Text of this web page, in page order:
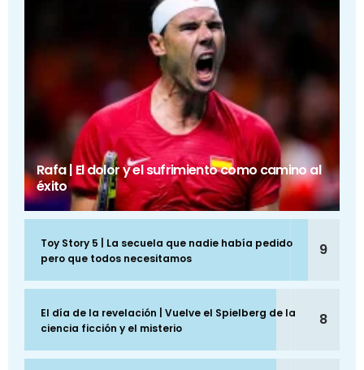
Rafa | El dolor y el sufrimiento como camino al
éxito
Toy Story 5 | La secuela que nadie había pedido
pero que todos necesitamos
9
El día de la revelación | Vuelve el Spielberg de la
ciencia ficción y el misterio
8